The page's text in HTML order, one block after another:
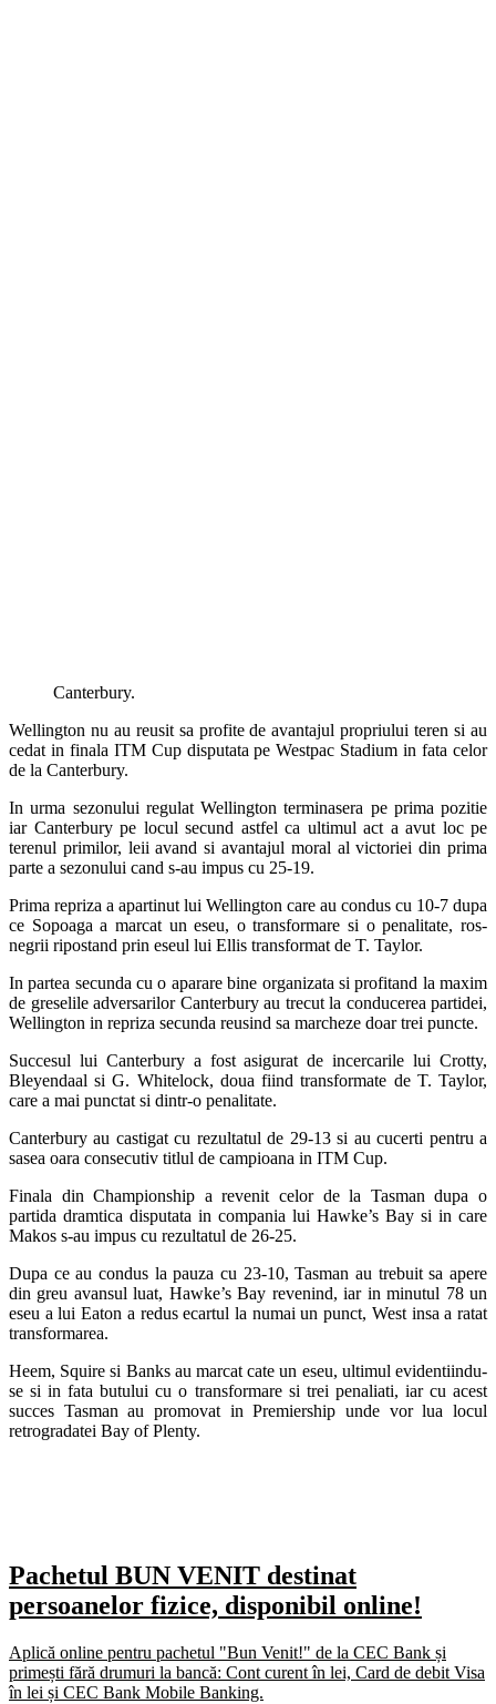
Canterbury.
Wellington nu au reusit sa profite de avantajul propriului teren si au
cedat in finala ITM Cup disputata pe Westpac Stadium in fata celor
de la Canterbury.
In urma sezonului regulat Wellington terminasera pe prima pozitie
iar Canterbury pe locul secund astfel ca ultimul act a avut loc pe
terenul primilor, leii avand si avantajul moral al victoriei din prima
parte a sezonului cand s-au impus cu 25-19.
Prima repriza a apartinut lui Wellington care au condus cu 10-7 dupa
ce Sopoaga a marcat un eseu, o transformare si o penalitate, ros-
negrii ripostand prin eseul lui Ellis transformat de T. Taylor.
In partea secunda cu o aparare bine organizata si profitand la maxim
de greselile adversarilor Canterbury au trecut la conducerea partidei,
Wellington in repriza secunda reusind sa marcheze doar trei puncte.
Succesul lui Canterbury a fost asigurat de incercarile lui Crotty,
Bleyendaal si G. Whitelock, doua fiind transformate de T. Taylor,
care a mai punctat si dintr-o penalitate.
Canterbury au castigat cu rezultatul de 29-13 si au cucerti pentru a
sasea oara consecutiv titlul de campioana in ITM Cup.
Finala din Championship a revenit celor de la Tasman dupa o
partida dramtica disputata in compania lui Hawke’s Bay si in care
Makos s-au impus cu rezultatul de 26-25.
Dupa ce au condus la pauza cu 23-10, Tasman au trebuit sa apere
din greu avansul luat, Hawke’s Bay revenind, iar in minutul 78 un
eseu a lui Eaton a redus ecartul la numai un punct, West insa a ratat
transformarea.
Heem, Squire si Banks au marcat cate un eseu, ultimul evidentiindu-
se si in fata butului cu o transformare si trei penaliati, iar cu acest
succes Tasman au promovat in Premiership unde vor lua locul
retrogradatei Bay of Plenty.
Pachetul BUN VENIT destinat
persoanelor fizice, disponibil online!
Aplică online pentru pachetul "Bun Venit!" de la CEC Bank și
primești fără drumuri la bancă: Cont curent în lei, Card de debit Visa
în lei și CEC Bank Mobile Banking.​